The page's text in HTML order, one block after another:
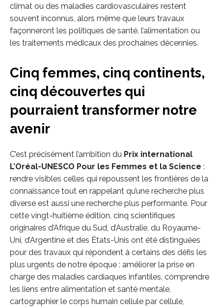
climat ou des maladies cardiovasculaires restent
souvent inconnus, alors même que leurs travaux
façonneront les politiques de santé, l’alimentation ou
les traitements médicaux des prochaines décennies.
Cinq femmes, cinq continents,
cinq découvertes qui
pourraient transformer notre
avenir
C’est précisément l’ambition du Prix international
L’Oréal-UNESCO Pour les Femmes et la Science :
rendre visibles celles qui repoussent les frontières de la
connaissance tout en rappelant qu’une recherche plus
diverse est aussi une recherche plus performante. Pour
cette vingt-huitième édition, cinq scientifiques
originaires d’Afrique du Sud, d’Australie, du Royaume-
Uni, d’Argentine et des États-Unis ont été distinguées
pour des travaux qui répondent à certains des défis les
plus urgents de notre époque : améliorer la prise en
charge des maladies cardiaques infantiles, comprendre
les liens entre alimentation et santé mentale,
cartographier le corps humain cellule par cellule,